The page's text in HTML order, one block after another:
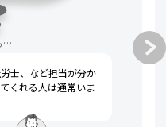
…
士、など担当が分か
くれる人は通常いま